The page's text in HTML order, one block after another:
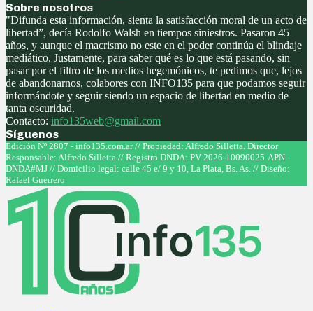
Sobre nosotros
"Difunda esta información, sienta la satisfacción moral de un acto de
libertad”, decía Rodolfo Walsh en tiempos siniestros. Pasaron 45
años, y aunque el macrismo no este en el poder continúa el blindaje
mediático. Justamente, para saber qué es lo que está pasando, sin
pasar por el filtro de los medios hegemónicos, te pedimos que, lejos
de abandonarnos, colabores con INFO135 para que podamos seguir
informándote y seguir siendo un espacio de libertad en medio de
tanta oscuridad.
Contacto: info135web@gmail.com
Síguenos
Facebook
Twitter
Instagram
Youtube
Edición Nº 2807 - info135.com.ar // Propiedad: Alfredo Silletta. Director
Responsable: Alfredo Silletta // Registro DNDA: PV-2026-10090025-APN-
DNDA#MJ // Domicilio legal: calle 45 e/ 9 y 10, La Plata, Bs. As. // Diseño:
Rafael Guerrero